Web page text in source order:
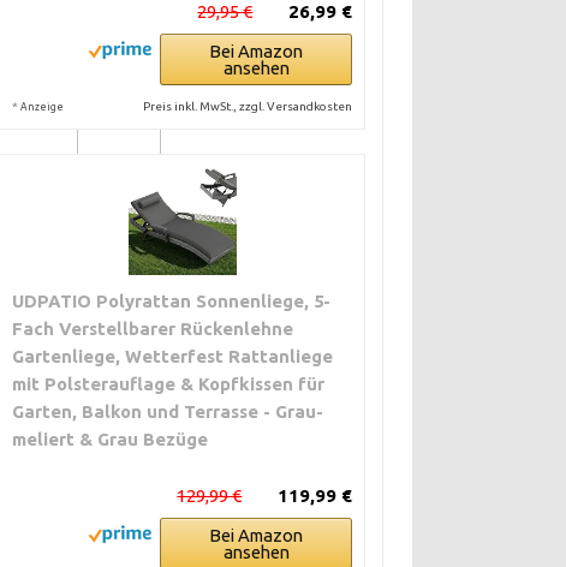
26,99 €
29,95 €
Bei Amazon
ansehen
* Anzeige Preis inkl. MwSt., zzgl. Versandkosten
UDPATIO Polyrattan Sonnenliege, 5-
Fach Verstellbarer Rückenlehne
Gartenliege, Wetterfest Rattanliege
mit Polsterauflage & Kopfkissen für
Garten, Balkon und Terrasse - Grau-
meliert & Grau Bezüge
119,99 €
129,99 €
Bei Amazon
ansehen